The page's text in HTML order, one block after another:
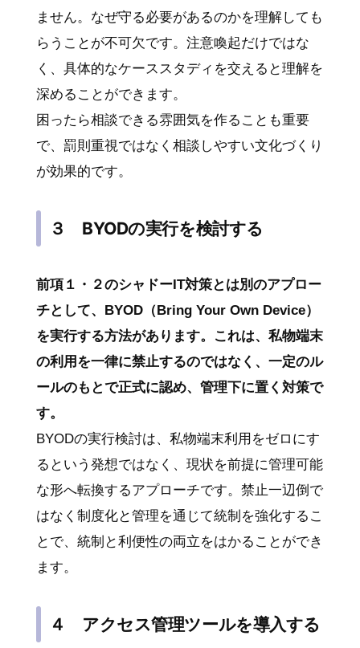
ません。なぜ守る必要があるのかを理解しても
らうことが不可欠です。注意喚起だけではな
く、具体的なケーススタディを交えると理解を
深めることができます。
困ったら相談できる雰囲気を作ることも重要
で、罰則重視ではなく相談しやすい文化づくり
が効果的です。
３ BYODの実行を検討する
前項１・２のシャドーIT対策とは別のアプロー
チとして、BYOD（Bring Your Own Device）
を実行する方法があります。これは、私物端末
の利用を一律に禁止するのではなく、一定のル
ールのもとで正式に認め、管理下に置く対策で
す。
BYODの実行検討は、私物端末利用をゼロにす
るという発想ではなく、現状を前提に管理可能
な形へ転換するアプローチです。禁止一辺倒で
はなく制度化と管理を通じて統制を強化するこ
とで、統制と利便性の両立をはかることができ
ます。
４ アクセス管理ツールを導入する